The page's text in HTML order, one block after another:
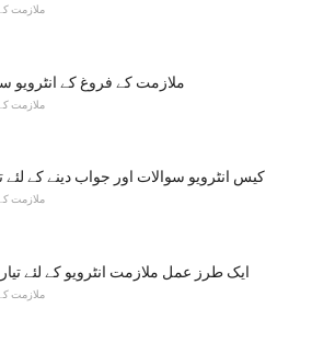
ملازمت کے
ملازمت کے فروغ کے انٹرویو
ملازمت کے
کیس انٹرویو سوالات اور جواب دینے کے لئے
ملازمت کے
ایک طرز عمل ملازمت انٹرویو کے لئے
ملازمت کے